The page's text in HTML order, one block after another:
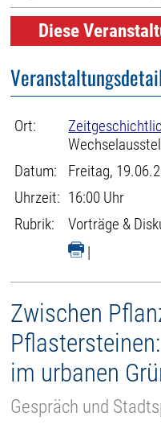
Diese
Ort:
Datum:
Freitag,
Uhrzeit: 16:00 Uhr
Rubrik:
Vorträge &
|
Zwischen
im urbanen
Gespräch und